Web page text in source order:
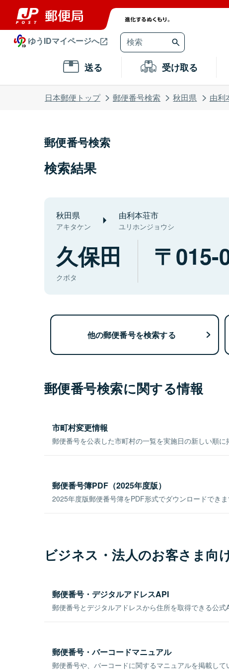
ゆうIDマイページへ
送る 受け取る
日本郵便トップ 郵便番号検索 秋田県 由利
郵便番号検索
検索結果
秋田県
アキタケン
由利本荘市
ユリホンジョウシ
久保田
クボタ
015-
他の郵便番号を検索する
郵便番号検索に関する情報
市町村変更情報
郵便番号を公表した市町村の一覧を実施日の新しい順に
郵便番号簿PDF（2025年度版）
2025年度版郵便番号簿をPDF形式でダウンロードできま
ビジネス・法人のお客さま向
郵便番号・デジタルアドレスAPI
郵便番号とデジタルアドレスから住所を取得できる公式
郵便番号・バーコードマニュアル
郵便番号や、バーコードに関するマニュアルを掲載して